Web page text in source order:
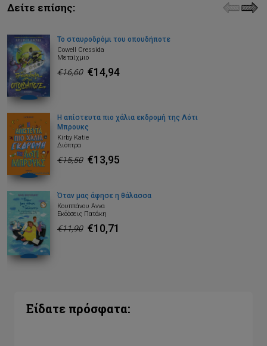
Δείτε επίσης:
Το σταυροδρόμι του οπουδήποτε
Cowell Cressida
Μεταίχμιο
€16,60 €14,94
Η απίστευτα πιο χάλια εκδρομή της Λότι
Μπρουκς
Kirby Katie
Διόπτρα
€15,50 €13,95
Όταν μας άφησε η θάλασσα
Κουππάνου Άννα
Εκδόσεις Πατάκη
€11,90 €10,71
Είδατε πρόσφατα: